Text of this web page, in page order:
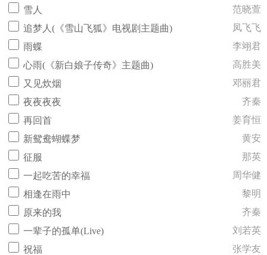
雪人
范晓萱
追梦人(《雪山飞狐》电视剧主题曲)
凤飞飞
雨蝶
李翊君
心雨(《新白娘子传奇》主题曲)
高胜美
又见炊烟
邓丽君
夜夜夜夜
齐秦
再回首
姜育恒
新鸳鸯蝴蝶梦
黄安
征服
那英
一起吃苦的幸福
周华健
相逢在雨中
黎明
原来的我
齐秦
一辈子的孤单(Live)
刘若英
祝福
张学友